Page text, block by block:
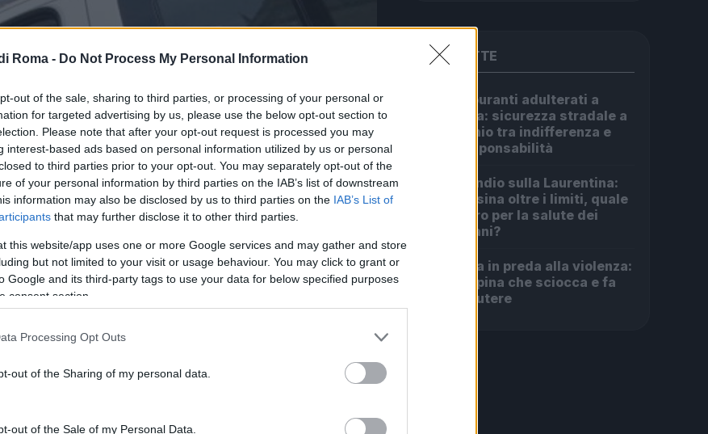
Roma - Do Not Process My Personal Information
out of the sale, sharing to third parties, or processing of your personal or
for targeted advertising by us, please use the below opt-out section to
Please note that after your opt-out request is processed you may
interest-based ads based on personal information utilized by us or personal
to third parties prior to your opt-out. You may separately opt-out of the
of your personal information by third parties on the IAB’s list of downstream
information may also be disclosed by us to third parties on the IAB’s List of
that may further disclose it to other third parties.
this website/app uses one or more Google services and may gather and store
but not limited to your visit or usage behaviour. You may click to grant or
Google and its third-party tags to use your data for below specified purposes
consent section.
Processing Opt Outs
out of the Sharing of my personal data.
out of the Sale of my Personal Data.
PIÙ LETTE
Carburanti adulterati a
Roma: sicurezza stradale a
rischio tra indifferenza e
irresponsabilità
Incendio sulla Laurentina:
diossina oltre i limiti, quale
futuro per la salute dei
romani?
Roma in preda alla violenza:
la rapina che sciocca e fa
discutere